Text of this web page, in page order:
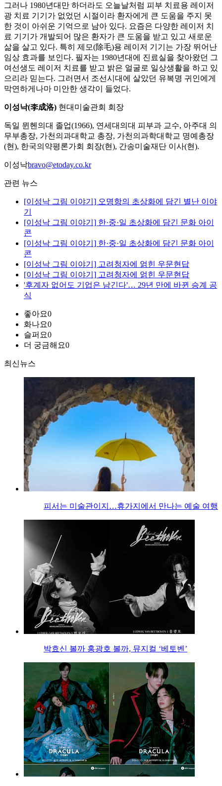
그러나 1980년대만 하더라도 오늘날처럼 피부 치료용 레이저
광 치료 기기가 없었던 시절이라 환자에게 큰 도움을 주지 못
한 것이 아쉬운 기억으로 남아 있다. 요즘은 다양한 레이저 치
료 기기가 개발되어 많은 환자가 큰 도움을 받고 있고 새로운
삶을 살고 있다. 특히 제모(除毛)용 레이저 기기는 가장 뛰어난
임상 효과를 보인다. 필자는 1980년대에 진료실을 찾아왔던 그
여선생도 레이저 치료를 받고 밝은 얼굴로 일상생활을 하고 있
으리라 믿는다. 그러면서 조선시대에 살았던 유복명 귀인에게
막연하게나마 미안한 생각이 들었다.
이성낙(李成洛) 현대미술관회 회장
독일 뮌헨의대 졸업(1966), 연세대의대 피부과 교수, 아주대 의
무부총장, 가천의과대학교 총장, 가천의과학대학교 명예총장
(현), 한국의약평론가회 회장(현), 간송미술재단 이사(현).
이성낙bravo@etoday.co.kr
관련 뉴스
[이성낙 그림 이야기] 오명항의 초상화에 담긴 별난 이야
기
[이성낙 그림 이야기] 한·중·일 초상화에 담긴 문화 아이
콘
[이성낙 그림 이야기] 한·중·일 초상화에 담긴 문화 아이
콘
[이성낙 그림 이야기] 고려청자에 얽힌 우문현답
[이성낙 그림 이야기] 고려청자에 얽힌 우문현답
'후계자 없어도 기업은 남긴다'… 29년 만에 바뀐 승계 공
식
좋아요0
화나요0
슬퍼요0
더 궁금해요0
최신뉴스
피서는 미술관이지…휴가지에서 만나는 예술 여행
박효신 볼까 홍광호 볼까, 뮤지컬 ‘베토벤’